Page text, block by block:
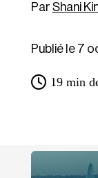
Shani
Publié le 7
19 min